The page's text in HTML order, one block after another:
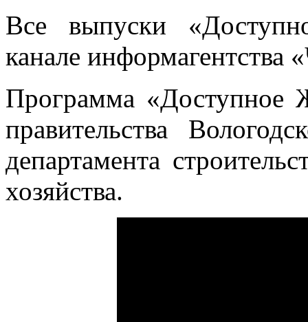
Все выпуски
канале информагентства
Программа
правительства
департамента
хозяйства.